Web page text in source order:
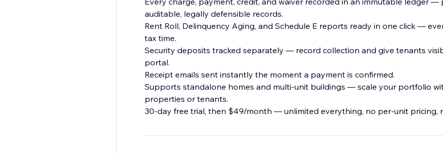
auditable, legally defensible records.
Rent Roll, Delinquency Aging, and Schedule E reports ready in one click —
tax time.
Security deposits tracked separately — record collection and give tenants
portal.
Receipt emails sent instantly the moment a payment is confirmed.
Supports standalone homes and multi-unit buildings — scale your portfolio
properties or tenants.
30-day free trial, then $49/month — unlimited everything, no per-unit pricing,